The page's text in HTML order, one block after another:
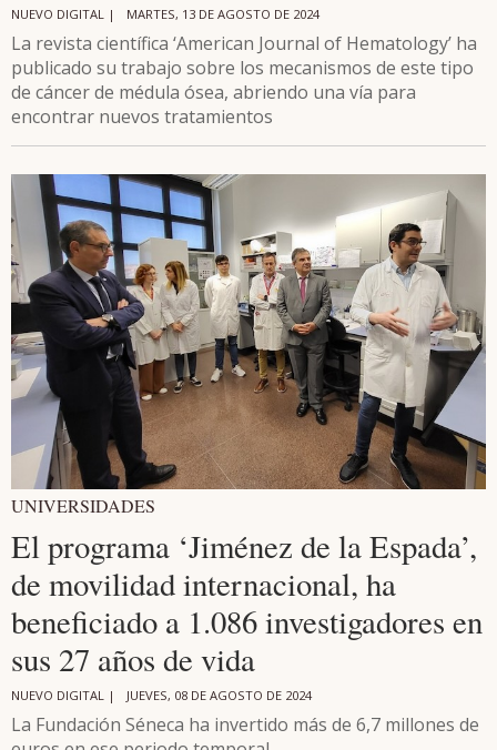
NUEVO DIGITAL | MARTES, 13 DE AGOSTO DE 2024
La revista científica ‘American Journal of Hematology’ ha
publicado su trabajo sobre los mecanismos de este tipo
de cáncer de médula ósea, abriendo una vía para
encontrar nuevos tratamientos
UNIVERSIDADES
El programa ‘Jiménez de la Espada’,
de movilidad internacional, ha
beneficiado a 1.086 investigadores en
sus 27 años de vida
NUEVO DIGITAL | JUEVES, 08 DE AGOSTO DE 2024
La Fundación Séneca ha invertido más de 6,7 millones de